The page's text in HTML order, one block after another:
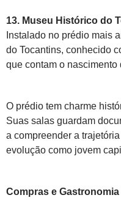
13. Museu Histórico do
Instalado no prédio mais
do Tocantins, conhecido
que contam o nascimento
O prédio tem charme
Suas salas guardam
a compreender a
evolução como jovem
Compras e Gastronomia